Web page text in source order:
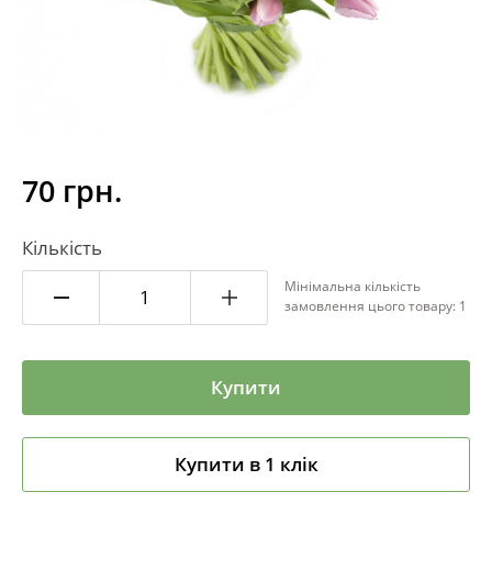
70 грн.
Кількість
Мінімальна кількість
замовлення цього товару: 1
Купити
Купити в 1 клік